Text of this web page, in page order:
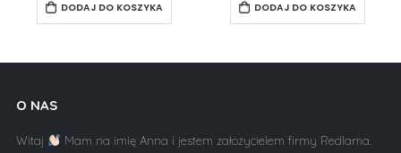
DODAJ DO KOSZYKA DODAJ DO KOSZYKA
O NAS
Witaj
Mam na imię Anna i jestem założycielem firmy Redlama.